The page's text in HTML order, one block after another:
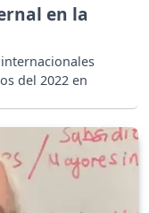
en la
del 2022 en